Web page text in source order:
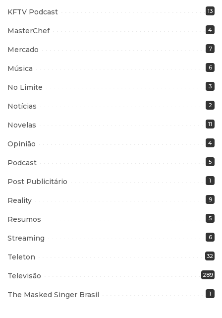
KFTV Podcast 13
MasterChef 4
Mercado 7
Música 6
No Limite 3
Notícias 2
Novelas 11
Opinião 4
Podcast 5
Post Publicitário 1
Reality 9
Resumos 5
Streaming 6
Teleton 32
Televisão 289
The Masked Singer Brasil 1